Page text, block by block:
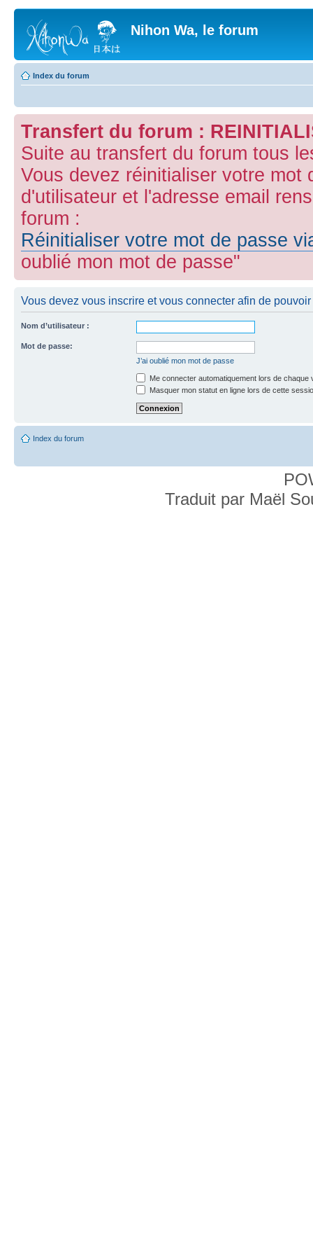
Nihon Wa, le forum
Index du forum
Transfert du forum :
Suite au transfert du forum tous
Vous devez réinitialiser votre mot
d'utilisateur et l'adresse email
forum :
Réinitialiser votre mot de passe
oublié mon mot de passe"
Vous devez vous inscrire et vous connecter afin de
Nom d’utilisateur :
Mot de passe:
J’ai oublié mon mot de passe
Me connecter automatiquement lors de chaque
Masquer mon statut en ligne lors de cette
Index du forum
Traduit par Maël